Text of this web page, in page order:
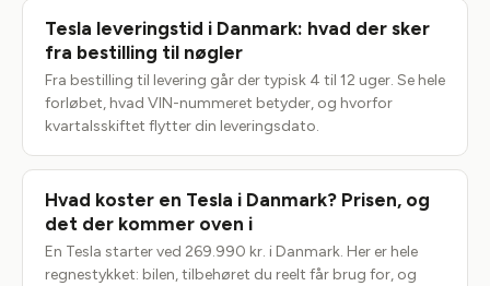
Tesla leveringstid i Danmark: hvad der sker
fra bestilling til nøgler
Fra bestilling til levering går der typisk 4 til 12 uger. Se hele
forløbet, hvad VIN-nummeret betyder, og hvorfor
kvartalsskiftet flytter din leveringsdato.
Hvad koster en Tesla i Danmark? Prisen, og
det der kommer oven i
En Tesla starter ved 269.990 kr. i Danmark. Her er hele
regnestykket: bilen, tilbehøret du reelt får brug for, og